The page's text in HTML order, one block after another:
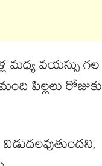
మధ్య వయస్సు గల
పిల్లలు రోజుకు